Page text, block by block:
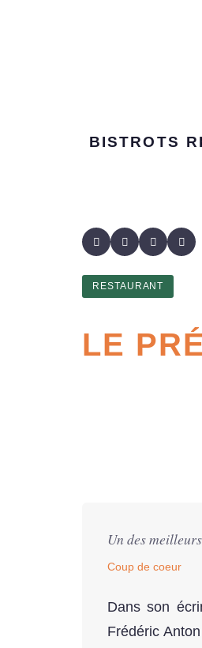
BISTROTS
RESTAURANT
LE
Un des
Coup de coeur
Dans son
Frédéric